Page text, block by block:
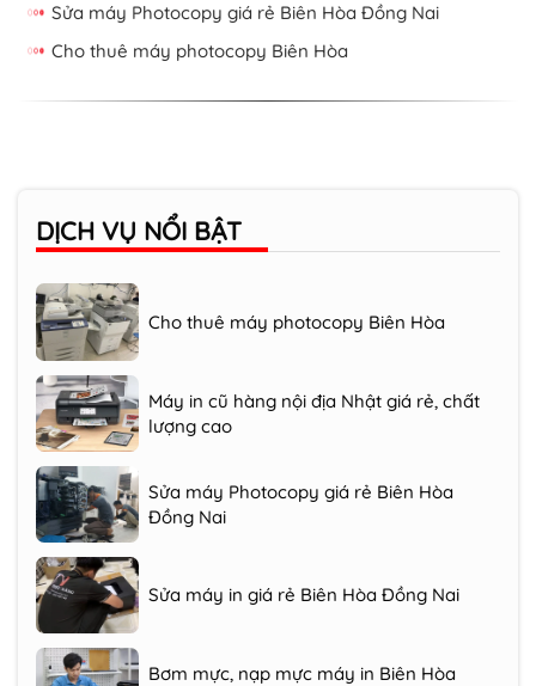
Sửa máy Photocopy giá rẻ Biên Hòa Đồng Nai
Cho thuê máy photocopy Biên Hòa
DỊCH VỤ NỔI BẬT